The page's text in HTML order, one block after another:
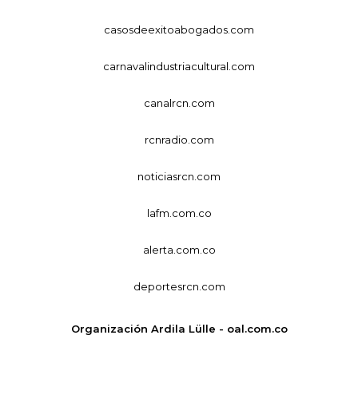
casosdeexitoabogados.com
carnavalindustriacultural.com
canalrcn.com
rcnradio.com
noticiasrcn.com
lafm.com.co
alerta.com.co
deportesrcn.com
Organización Ardila Lülle - oal.com.co